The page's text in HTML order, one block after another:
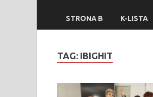
STRONA B K-LISTA
TAG: IBIGHIT